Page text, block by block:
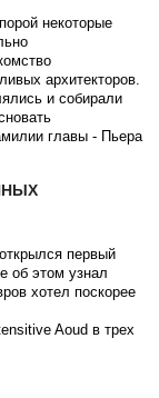
некоторые
архитекторов.
и собирали
главы - Пьера
первый
об этом узнал
хотел поскорее
Aoud в трех